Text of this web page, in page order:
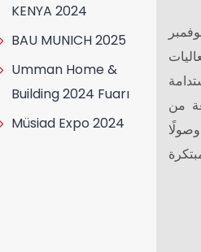
KENYA 2024
BAU MUNICH 2025
Umman Home &
Building 2024 Fuarı
Müsiad Expo 2024
موسياد 2024 في الفترة من 26 إلى 29 نوفمبر
من